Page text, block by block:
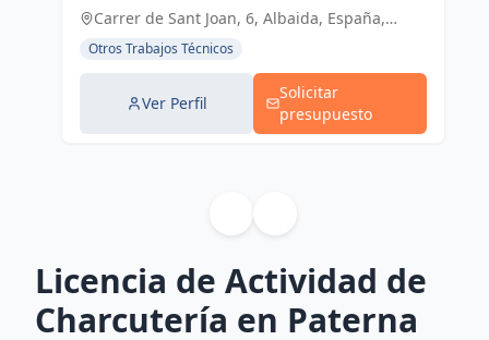
básicos, de ejecución, licencias de
industrial, diseño 3D de p...
Carrer de Sant Joan, 6, Albaida, España,
España
Otros Trabajos Técnicos
Ver Perfil
Solicitar
presupuesto
Licencia de Actividad de
Charcutería en Paterna